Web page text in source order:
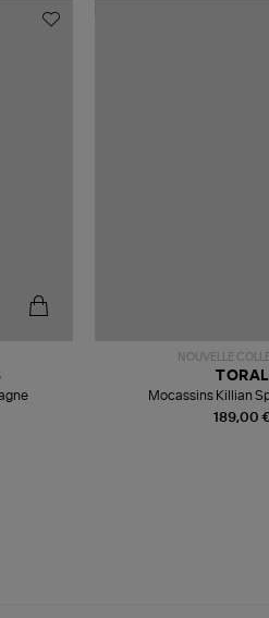
NOUVELLE
189,00
TORAL
Mocassins Killian